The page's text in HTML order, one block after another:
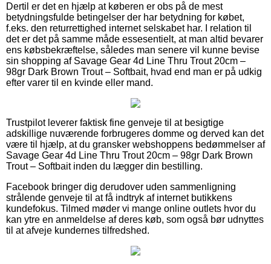
Dertil er det en hjælp at køberen er obs på de mest
betydningsfulde betingelser der har betydning for købet,
f.eks. den returrettighed internet selskabet har. I relation til
det er det på samme måde essesentielt, at man altid bevarer
ens købsbekræftelse, således man senere vil kunne bevise
sin shopping af Savage Gear 4d Line Thru Trout 20cm –
98gr Dark Brown Trout – Softbait, hvad end man er på udkig
efter varer til en kvinde eller mand.
Trustpilot leverer faktisk fine genveje til at besigtige
adskillige nuværende forbrugeres domme og derved kan det
være til hjælp, at du gransker webshoppens bedømmelser af
Savage Gear 4d Line Thru Trout 20cm – 98gr Dark Brown
Trout – Softbait inden du lægger din bestilling.
Facebook bringer dig derudover uden sammenligning
strålende genveje til at få indtryk af internet butikkens
kundefokus. Tilmed møder vi mange online outlets hvor du
kan ytre en anmeldelse af deres køb, som også bør udnyttes
til at afveje kundernes tilfredshed.